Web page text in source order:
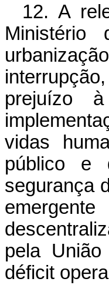
12. A
Ministério
prejuízo
vidas
público e
segurança
pela
déficit